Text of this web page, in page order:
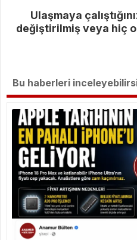
Ulaşmaya
değiştirilmiş veya hiç
Bu haberleri